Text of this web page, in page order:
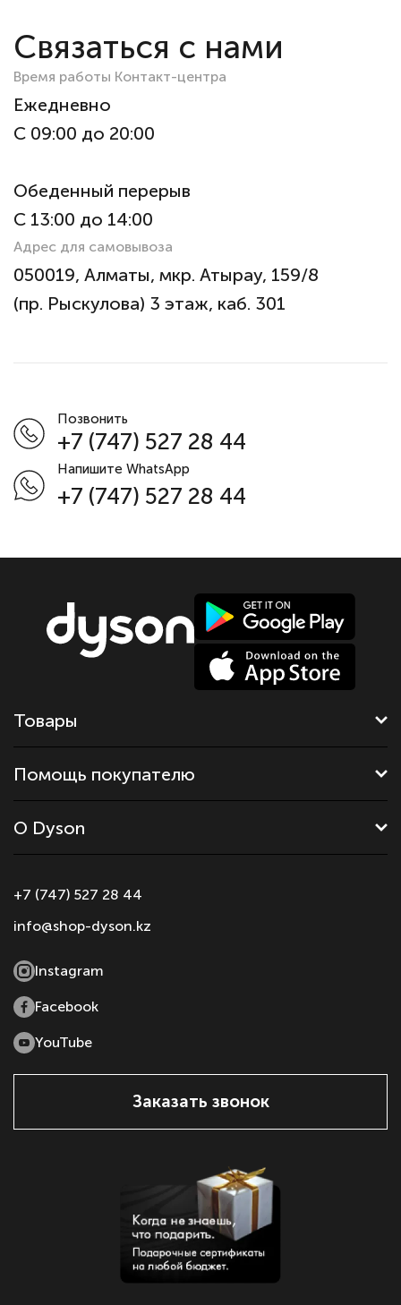
Связаться с нами
Время работы Контакт-центра
Ежедневно
С 09:00 до 20:00
Обеденный перерыв
С 13:00 до 14:00
Адрес для самовывоза
050019, Алматы, мкр. Атырау, 159/8
(пр. Рыскулова) 3 этаж, каб. 301
Позвонить
+7 (747) 527 28 44
Напишите WhatsApp
+7 (747) 527 28 44
Товары
Помощь покупателю
О Dyson
+7 (747) 527 28 44
info@shop-dyson.kz
Instagram
Facebook
YouTube
Заказать звонок